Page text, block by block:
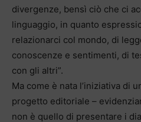
divergenze, bensì ciò che ci
linguaggio, in quanto
relazionarci col mondo, di
conoscenze e sentimenti, di
con gli altri”.
Ma come è nata l’iniziativa di
progetto editoriale –
non è quello di presentare i